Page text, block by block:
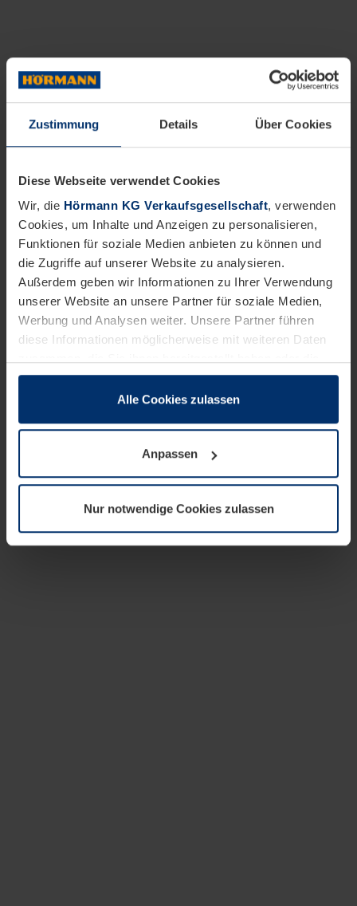
Zustimmung Details Über Cookies
Diese Webseite verwendet Cookies
Wir, die Hörmann KG Verkaufsgesellschaft, verwenden
Cookies, um Inhalte und Anzeigen zu personalisieren,
Funktionen für soziale Medien anbieten zu können und
die Zugriffe auf unserer Website zu analysieren.
Außerdem geben wir Informationen zu Ihrer Verwendung
unserer Website an unsere Partner für soziale Medien,
Werbung und Analysen weiter. Unsere Partner führen
diese Informationen möglicherweise mit weiteren Daten
sie im Rahmen Ihrer Nutzung der Dienste gesammelt
wenn diese für den Betrieb dieser Seite unbedingt
notwendig sind. Für alle anderen Cookie-Typen benötigen
wir Ihre Erlaubnis. Ihre Einwilligung können Sie jederzeit
Datenschutzerklärungunserer Website ändern oder
widerrufen.
Alle Cookies zulassen
Anpassen
Nur notwendige Cookies zulassen